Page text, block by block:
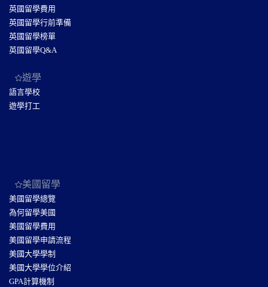
英國留學費用
英國留學行前準備
英國留學榜單
英國留學Q&A
遊學
語言學校
遊學打工
美國留學
美國留學總覽
為何留學美國
美國留學費用
美國留學申請流程
美國大學學制
美國大學學位介紹
GPA計算機制